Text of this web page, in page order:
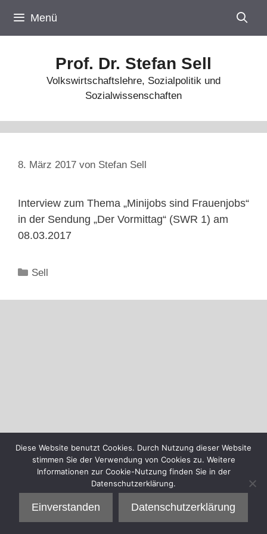
Inhalt
springen
Menü
Prof. Dr. Stefan Sell
Volkswirtschaftslehre, Sozialpolitik und
Sozialwissenschaften
8. März 2017 von Stefan Sell
Interview zum Thema „Minijobs sind Frauenjobs“
in der Sendung „Der Vormittag“ (SWR 1) am
08.03.2017
Kategorien
Sell
Diese Website benutzt Cookies. Durch Nutzung dieser Website
stimmen Sie der Verwendung von Cookies zu. Weitere
Informationen zur Cookie-Nutzung finden Sie in der
Datenschutzerklärung.
Einverstanden Datenschutzerklärung